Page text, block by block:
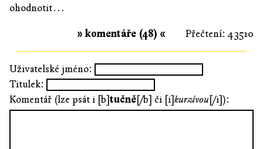
ohodnotit…
Přečtení: 43510
» komentáře (48) «
Uživatelské jméno:
Titulek:
Komentář (lze psát i [b]tučně[/b] či [i]kurzívou[/i]):